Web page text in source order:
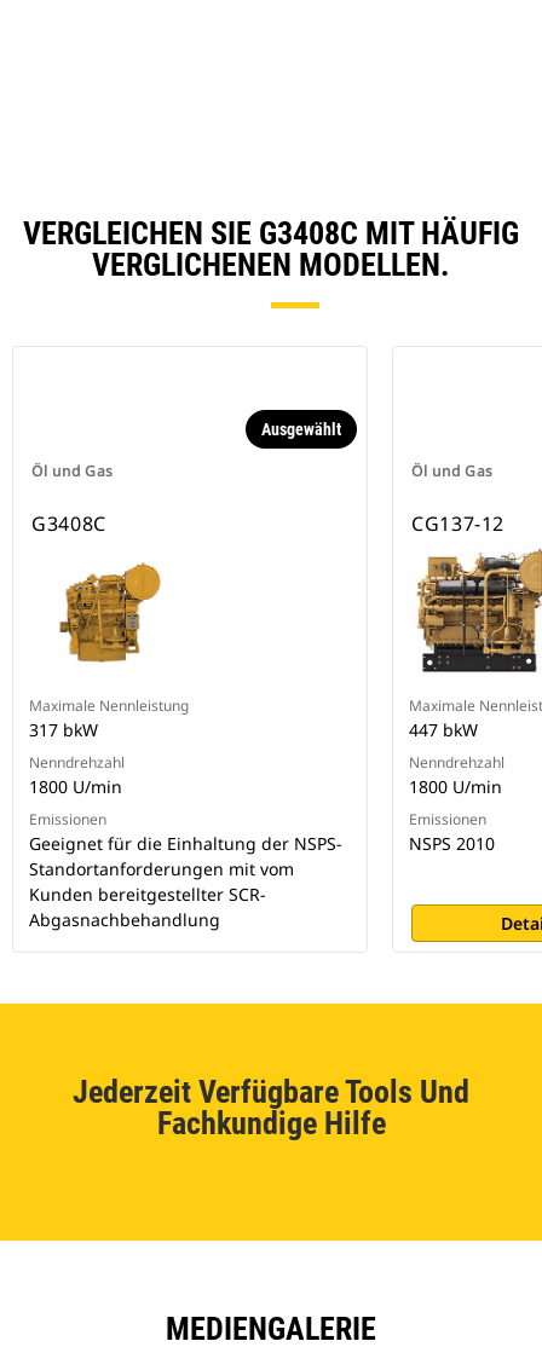
VERGLEICHEN SIE G3408C MIT HÄUFIG
VERGLICHENEN MODELLEN.
Öl und Gas
Ausgewählt
G3408C
Maximale Nennleistung
317 bkW
Nenndrehzahl
1800 U/min
Emissionen
Geeignet für die Einhaltung der NSPS-
Standortanforderungen mit vom
Kunden bereitgestellter SCR-
Abgasnachbehandlung
Öl und Gas
CG137-12
Maximale
447 bkW
Nenndrehzahl
1800 U/min
Emissionen
NSPS 2010
Jederzeit Verfügbare Tools Und
Fachkundige Hilfe
MEDIENGALERIE